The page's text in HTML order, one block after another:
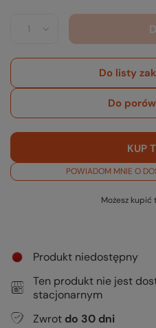
Do listy
Do
KUP
POWIADOM MNIE O
Możesz kupić
Produkt niedostępny
Ten produkt nie jest
stacjonarnym
Zwrot do 30 dni